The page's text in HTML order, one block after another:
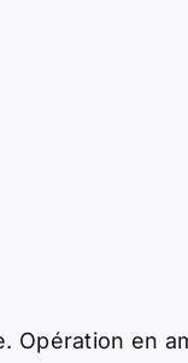
Opération en